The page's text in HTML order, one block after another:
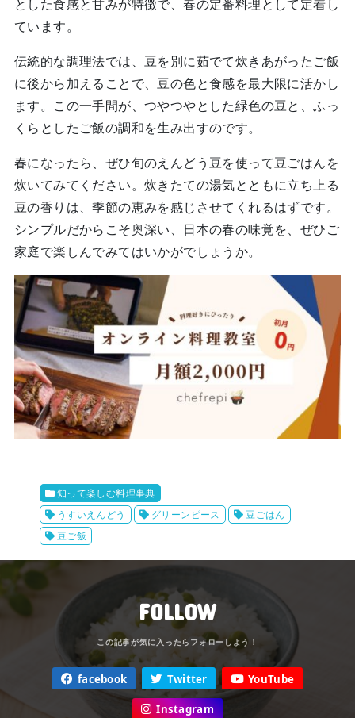
とした食感と甘みが特徴で、春の定番料理として定着し
ています。
伝統的な調理法では、豆を別に茹でて炊きあがったご飯
に後から加えることで、豆の色と食感を最大限に活かし
ます。この一手間が、つやつやとした緑色の豆と、ふっ
くらとしたご飯の調和を生み出すのです。
春になったら、ぜひ旬のえんどう豆を使って豆ごはんを
炊いてみてください。炊きたての湯気とともに立ち上る
豆の香りは、季節の恵みを感じさせてくれるはずです。
シンプルだからこそ奥深い、日本の春の味覚を、ぜひご
家庭で楽しんでみてはいかがでしょうか。
知って楽しむ料理事典
うすいえんどう
グリーンピース
豆ごはん
豆ご飯
FOLLOW
facebook Twitter YouTube
Instagram